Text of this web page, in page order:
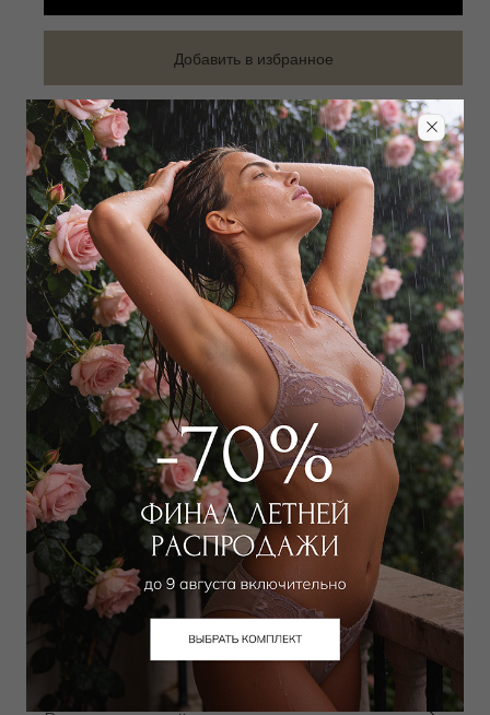
Дополнить образ
Лиф топ
15 000₽ 5 400₽
Добавить в избранное
Забронировать в магазине